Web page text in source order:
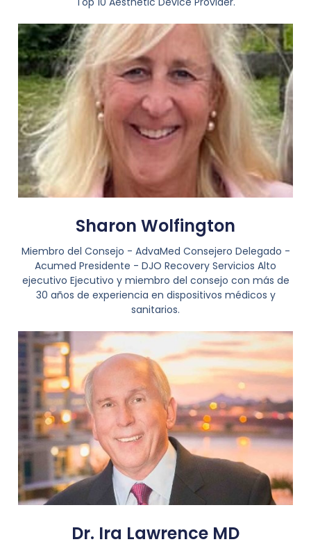
Sharon Wolfington
Miembro del Consejo - AdvaMed Consejero Delegado -
Acumed Presidente - DJO Recovery Servicios Alto
ejecutivo Ejecutivo y miembro del consejo con más de
30 años de experiencia en dispositivos médicos y
sanitarios.
Dr. Ira Lawrence MD